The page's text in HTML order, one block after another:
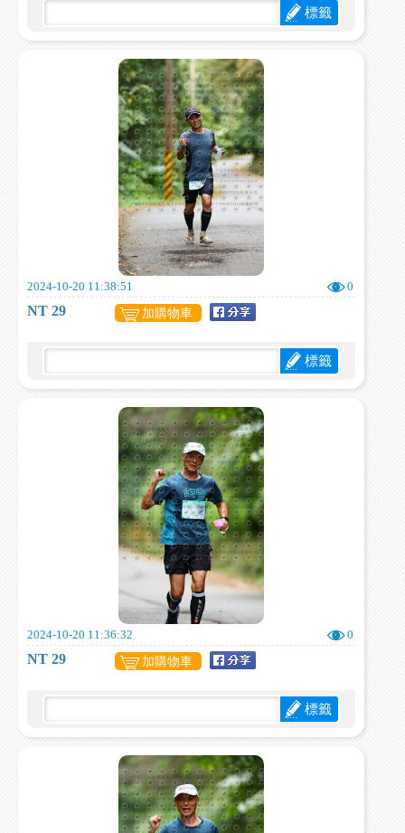
標籤
2024-10-20 11:38:51 0
NT 29 加購物車
標籤
2024-10-20 11:36:32 0
NT 29 加購物車
標籤